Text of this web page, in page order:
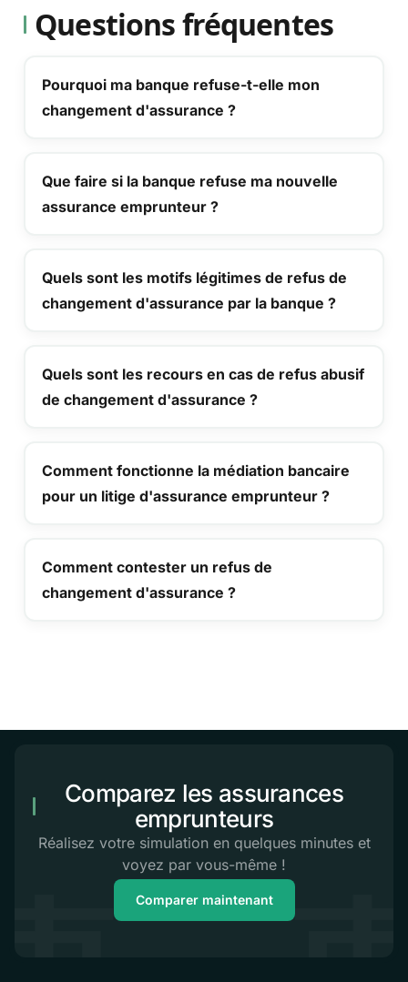
Questions fréquentes
Pourquoi ma banque refuse-t-elle mon
changement d'assurance ?
Que faire si la banque refuse ma nouvelle
assurance emprunteur ?
Quels sont les motifs légitimes de refus de
changement d'assurance par la banque ?
Quels sont les recours en cas de refus abusif
de changement d'assurance ?
Comment fonctionne la médiation bancaire
pour un litige d'assurance emprunteur ?
Comment contester un refus de
changement d'assurance ?
Comparez les assurances
emprunteurs
Réalisez votre simulation en quelques minutes et
voyez par vous-même !
Comparer maintenant